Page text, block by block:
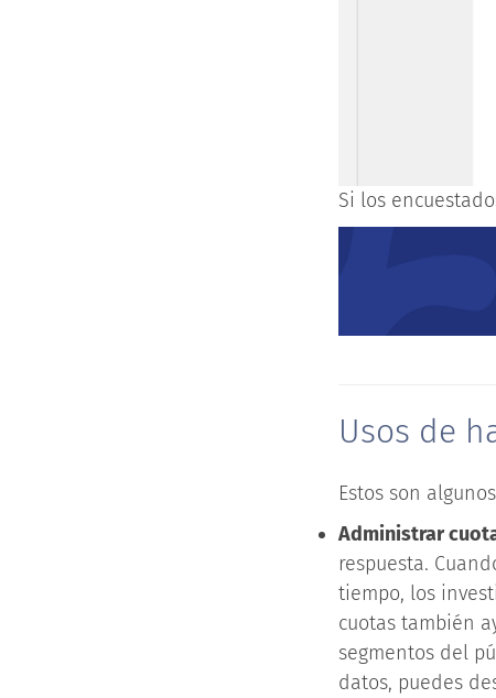
Si los
Usos de
Estos son
Administrar
respuesta.
tiempo, los
cuotas también
segmentos del
datos, puedes